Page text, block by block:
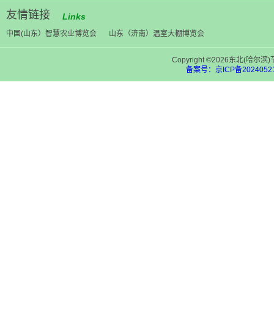
友情链接 Links
中国(山东）智慧农业博览会 山东（济南）温室大棚博览会
Copyright ©2026东北(哈尔滨)
备案号：京ICP备